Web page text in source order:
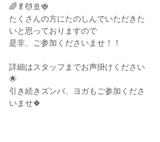
🌈🥬💆🚢🍓
たくさんの方にたのしんでいただきた
いと思っておりますので
是非、ご参加くださいませ！！
詳細はスタッフまでお声掛けください
🌟
引き続きズンバ、ヨガもご参加くださ
いませ🍀